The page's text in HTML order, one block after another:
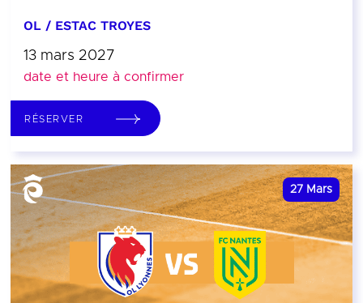
OL / ESTAC TROYES
13 mars 2027
date et heure à confirmer
RÉSERVER
27 Mars